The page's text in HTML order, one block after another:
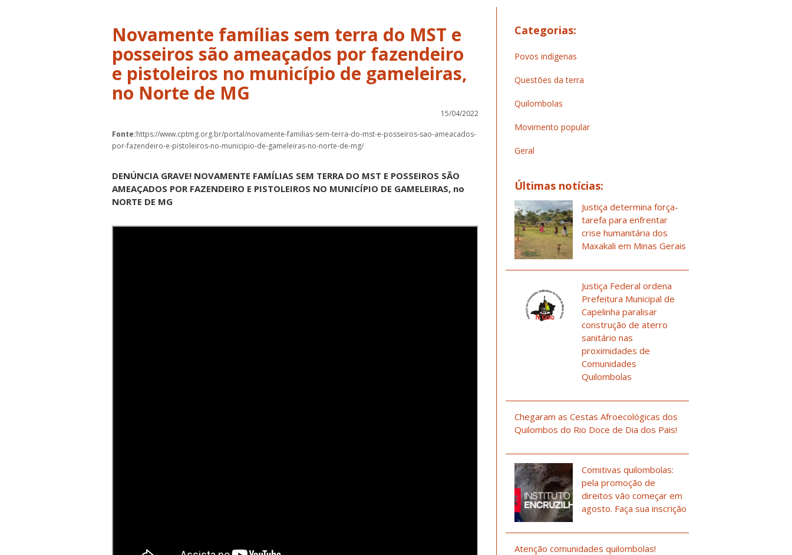
Novamente famílias sem terra do MST e
posseiros são ameaçados por fazendeiro
e pistoleiros no município de gameleiras,
no Norte de MG
15/04/2022
Fonte:https://www.cptmg.org.br/portal/novamente-familias-sem-terra-do-mst-e-posseiros-sao-ameacados-
por-fazendeiro-e-pistoleiros-no-municipio-de-gameleiras-no-norte-de-mg/
DENÚNCIA GRAVE! NOVAMENTE FAMÍLIAS SEM TERRA DO MST E POSSEIROS SÃO
AMEAÇADOS POR FAZENDEIRO E PISTOLEIROS NO MUNICÍPIO DE GAMELEIRAS, no
NORTE DE MG
Categorias:
Povos indígenas
Questões da terra
Quilombolas
Movimento popular
Geral
Últimas notícias:
Justiça determina força-
tarefa para enfrentar
crise humanitária dos
Maxakali em Minas Gerais
Justiça Federal ordena
Prefeitura Municipal de
Capelinha paralisar
construção de aterro
sanitário nas
proximidades de
Comunidades
Quilombolas
Chegaram as Cestas Afroecológicas dos
Quilombos do Rio Doce de Dia dos Pais!
Comitivas quilombolas:
pela promoção de
direitos vão começar em
agosto. Faça sua inscrição
Atenção comunidades quilombolas!